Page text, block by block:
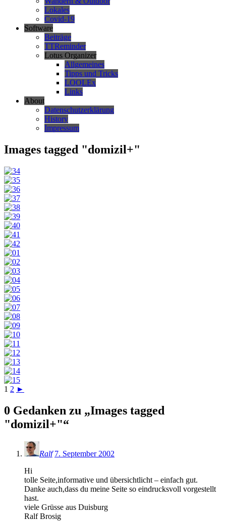
Lokales
Covid-19
Software
Beiträge
TTReminder
Lotus Organizer
Allgemeines
Tipps und Tricks
LOOLEx
Links
About
Datenschutzerklärung
History
Impressum
Images tagged "domizil+"
1 2 ►
0 Gedanken zu „Images tagged
"domizil+"“
Ralf 7. September 2002
Hi
tolle Seite,informative und übersichtlicht – einfach gut.
Danke auch,dass du meine Seite so eindrucksvoll vorgestellt
hast.
viele Grüsse aus Duisburg
Ralf Brosig